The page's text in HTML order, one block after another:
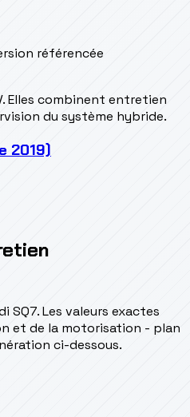
référencée
Elles combinent entretien
du système hybride.
2019)
SQ7. Les valeurs exactes
et de la motorisation - plan
ci-dessous.